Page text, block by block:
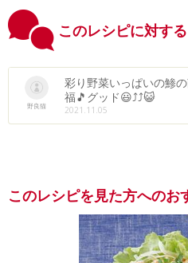
このレシピに対す
野良猫
彩り野菜いっぱいの鯵
福🎵グッド😃⤴⤴😺
2021.11.05
このレシピを見た方へのお